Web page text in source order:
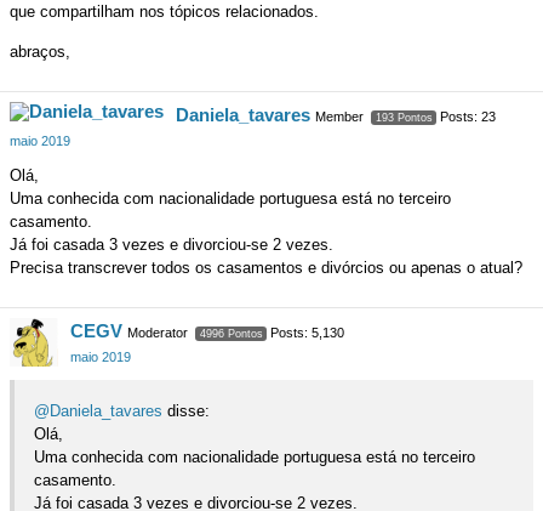
que compartilham nos tópicos relacionados.
abraços,
Daniela_tavares Member 193 Pontos
Posts: 23
maio 2019
Olá,
Uma conhecida com nacionalidade portuguesa está no terceiro
casamento.
Já foi casada 3 vezes e divorciou-se 2 vezes.
Precisa transcrever todos os casamentos e divórcios ou apenas o atual?
CEGV Moderator 4996 Pontos
Posts: 5,130
maio 2019
@Daniela_tavares disse:
Olá,
Uma conhecida com nacionalidade portuguesa está no terceiro
casamento.
Já foi casada 3 vezes e divorciou-se 2 vezes.